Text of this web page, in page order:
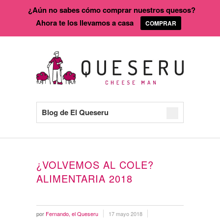
Blog de El Queseru
¿VOLVEMOS AL COLE?
ALIMENTARIA 2018
por Fernando, el Queseru
17 mayo 2018
¿Aún no sabes cómo comprar nuestros quesos?
Ahora te los llevamos a casa
COMPRAR